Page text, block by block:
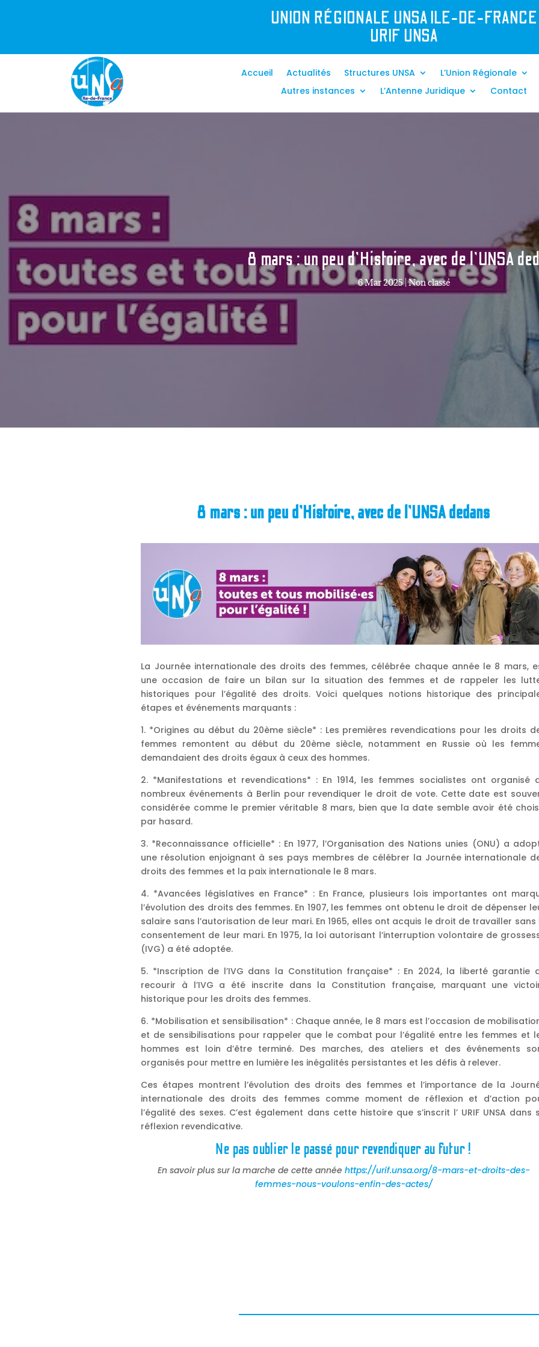
UNION RÉGIONALE UNSA ILE-DE-FRANCE
URIF UNSA
Accueil Actualités Structures UNSA L’Union Régionale
Autres instances
L’Antenne Juridique Contact
8 mars : un peu d’Histoire, avec de l’UNSA
6 Mar 2025|Non classé
8 mars : un peu d’Histoire, avec de l’UNSA dedans
La Journée internationale des droits des femmes, célébrée chaque année le 8 mars,
une occasion de faire un bilan sur la situation des femmes et de rappeler les
historiques pour l’égalité des droits. Voici quelques notions historique des
étapes et événements marquants :
1. *Origines au début du 20ème siècle* : Les premières revendications pour les droits
femmes remontent au début du 20ème siècle, notamment en Russie où les
demandaient des droits égaux à ceux des hommes.
2. *Manifestations et revendications* : En 1914, les femmes socialistes ont organisé
nombreux événements à Berlin pour revendiquer le droit de vote. Cette date est
considérée comme le premier véritable 8 mars, bien que la date semble avoir été
par hasard.
3. *Reconnaissance officielle* : En 1977, l’Organisation des Nations unies (ONU) a
une résolution enjoignant à ses pays membres de célébrer la Journée internationale
droits des femmes et la paix internationale le 8 mars.
4. *Avancées législatives en France* : En France, plusieurs lois importantes ont
l’évolution des droits des femmes. En 1907, les femmes ont obtenu le droit de dépenser
salaire sans l’autorisation de leur mari. En 1965, elles ont acquis le droit de travailler sans
consentement de leur mari. En 1975, la loi autorisant l’interruption volontaire de
(IVG) a été adoptée.
5. *Inscription de l’IVG dans la Constitution française* : En 2024, la liberté garantie
recourir à l’IVG a été inscrite dans la Constitution française, marquant une
historique pour les droits des femmes.
6. *Mobilisation et sensibilisation* : Chaque année, le 8 mars est l’occasion de
et de sensibilisations pour rappeler que le combat pour l’égalité entre les femmes et
hommes est loin d’être terminé. Des marches, des ateliers et des événements
organisés pour mettre en lumière les inégalités persistantes et les défis à relever.
Ces étapes montrent l’évolution des droits des femmes et l’importance de la
internationale des droits des femmes comme moment de réflexion et d’action
l’égalité des sexes. C’est également dans cette histoire que s’inscrit l’ URIF UNSA dans
réflexion revendicative.
Ne pas oublier le passé pour revendiquer au futur !
En savoir plus sur la marche de cette année https://urif.unsa.org/8-mars-et-droits-des-
femmes-nous-voulons-enfin-des-actes/